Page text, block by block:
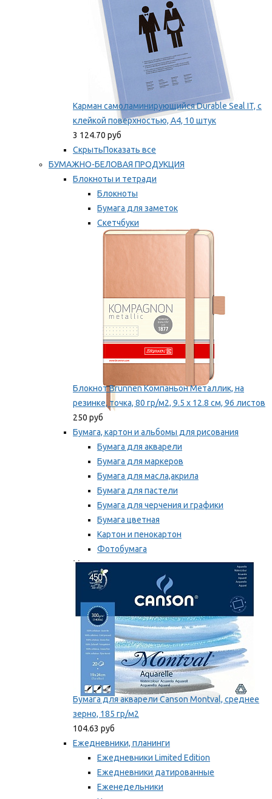
Карман самоламинирующийся Durable Seal IT, с
клейкой поверхностью, A4, 10 штук
3 124.70 руб
СкрытьПоказать все
БУМАЖНО-БЕЛОВАЯ ПРОДУКЦИЯ
Блокноты и тетради
Блокноты
Бумага для заметок
Скетчбуки
Тетради
Блокнот Brunnen Компаньон Металлик, на
резинке, точка, 80 гр/м2, 9.5 х 12.8 см, 96 листов
250 руб
Бумага, картон и альбомы для рисования
Бумага для акварели
Бумага для маркеров
Бумага для масла,акрила
Бумага для пастели
Бумага для черчения и графики
Бумага цветная
Картон и пенокартон
Фотобумага
Мы рекомендуем
Бумага для акварели Canson Montval, среднее
зерно, 185 гр/м2
104.63 руб
Ежедневники, планинги
Ежедневники Limited Edition
Ежедневники датированные
Еженедельники